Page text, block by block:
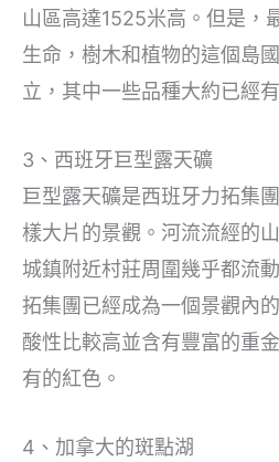
山區高達1525米高。但是，
生命，樹木和植物的這個島
立，其中一些品種大約已經
3、西班牙巨型露天礦
巨型露天礦是西班牙力拓集
樣大片的景觀。河流流經的
城鎮附近村莊周圍幾乎都流
拓集團已經成為一個景觀內
酸性比較高並含有豐富的重
有的紅色。
4、加拿大的斑點湖